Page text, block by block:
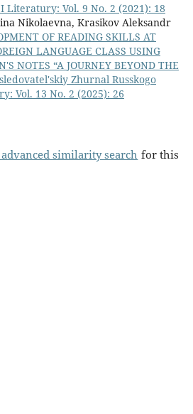
I Literatury: Vol. 9 No. 2 (2021): 18
Nikolaevna, Krasikov Aleksandr
OF READING SKILLS AT
LANGUAGE CLASS USING
NOTES “A JOURNEY BEYOND THE
Zhurnal Russkogo
Vol. 13 No. 2 (2025): 26
similarity search for this